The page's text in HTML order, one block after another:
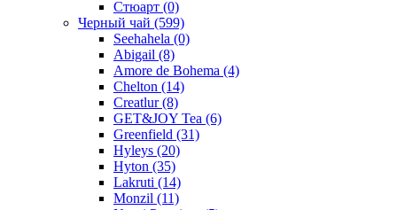
Стюарт (0)
Черный чай (599)
Seehahela (0)
Abigail (8)
Amore de Bohema (4)
Chelton (14)
Creatlur(8)
GET&JOY Tea (6)
Greenfield (31)
Hyleys (20)
Hyton (35)
Lakruti (14)
Monzil (11)